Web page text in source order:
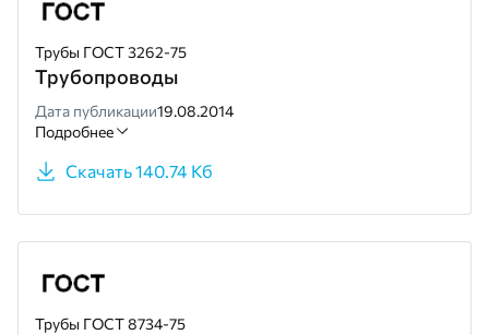
Трубы ГОСТ 3262-75
Трубопроводы
Дата публикации19.08.2014
Подробнее
Скачать 140.74 Кб
Трубы ГОСТ 8734-75